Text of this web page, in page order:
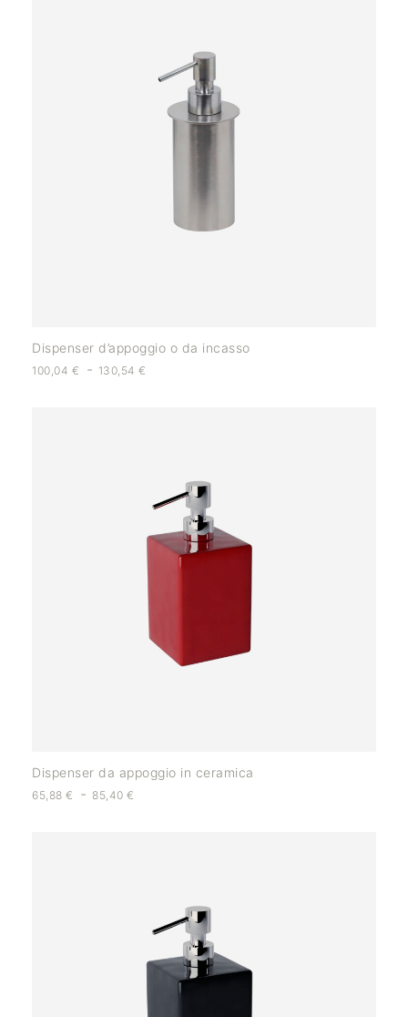
Dispenser d’appoggio o da incasso
100,04 € - 130,54€
Dispenser da appoggio in ceramica
65,88 € - 85,40€